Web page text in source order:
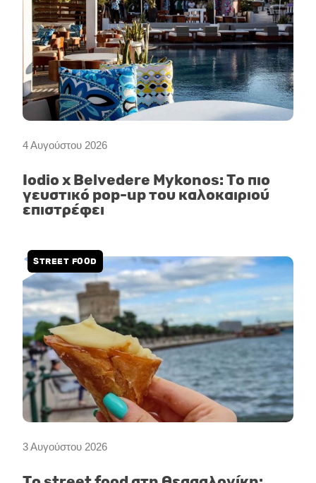
4 Αυγούστου 2026
Iodio x Belvedere Mykonos: Το πιο
γευστικό pop-up του καλοκαιριού
επιστρέφει
3 Αυγούστου 2026
STREET FOOD